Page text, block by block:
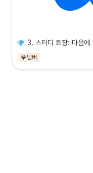
3. 스터디 퇴장: 다음에
💎멤버